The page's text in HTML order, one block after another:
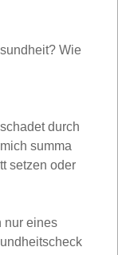
Wie
durch
summa
setzen oder
nur eines